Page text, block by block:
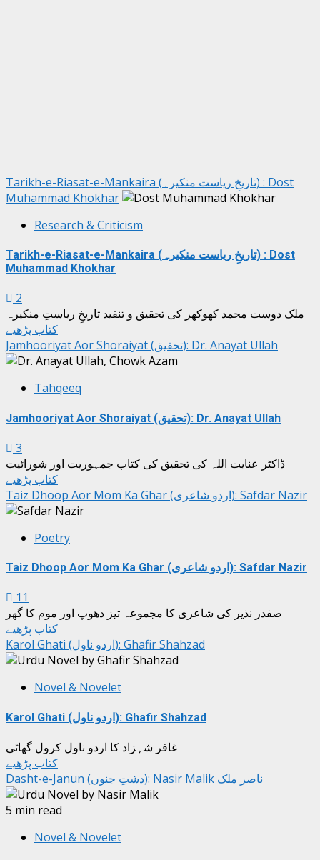
Tarikh-e-Riasat-e-Mankaira (تاریخِ ریاست منکیرہ) : Dost
Muhammad Khokhar
Research & Criticism
Tarikh-e-Riasat-e-Mankaira (تاریخِ ریاست منکیرہ) : Dost
Muhammad Khokhar
2
کتاب پڑھیے
Jamhooriyat Aor Shoraiyat (تحقیق): Dr. Anayat Ullah
Tahqeeq
Jamhooriyat Aor Shoraiyat (تحقیق): Dr. Anayat Ullah
3
ڈاکٹر عنایت اللہ کی تحقیق کی کتاب جمہوریت اور شورائیت
کتاب پڑھیے
Taiz Dhoop Aor Mom Ka Ghar (اردو شاعری): Safdar Nazir
Poetry
Taiz Dhoop Aor Mom Ka Ghar (اردو شاعری): Safdar Nazir
11
صفدر نذیر کی شاعری کا مجموعہ تیز دھوپ اور موم کا گھر
کتاب پڑھیے
Karol Ghati (اردو ناول): Ghafir Shahzad
Novel & Novelet
Karol Ghati (اردو ناول): Ghafir Shahzad
کتاب پڑھیے
Dasht-e-Janun (دشتِ جنوں): Nasir Malik ناصر ملک
5 min read
Novel & Novelet